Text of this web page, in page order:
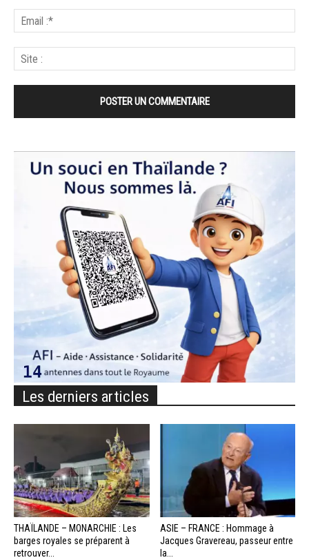
Les derniers articles
THAÏLANDE – MONARCHIE : Les
barges royales se préparent à
retrouver...
ASIE – FRANCE : Hommage à
Jacques Gravereau, passeur entre
la...